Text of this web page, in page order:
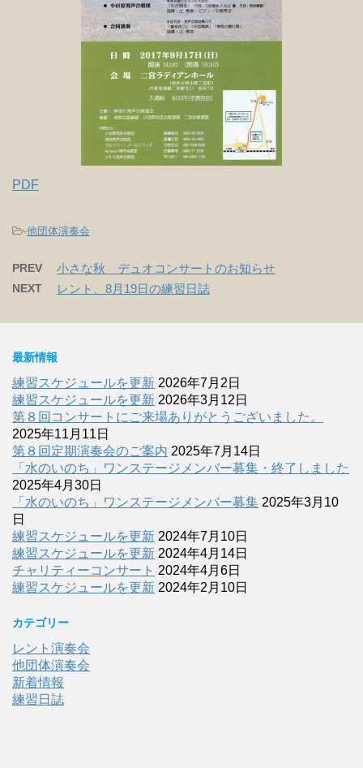
PDF
-他団体演奏会
PREV 小さな秋 デュオコンサートのお知らせ
NEXT レント、8月19日の練習日誌
最新情報
練習スケジュールを更新 2026年7月2日
練習スケジュールを更新 2026年3月12日
第８回コンサートにご来場ありがとうございました。
2025年11月11日
第８回定期演奏会のご案内 2025年7月14日
「水のいのち」ワンステージメンバー募集・終了しました
2025年4月30日
「水のいのち」ワンステージメンバー募集 2025年3月10
日
練習スケジュールを更新 2024年7月10日
練習スケジュールを更新 2024年4月14日
チャリティーコンサート 2024年4月6日
練習スケジュールを更新 2024年2月10日
カテゴリー
レント演奏会
他団体演奏会
新着情報
練習日誌